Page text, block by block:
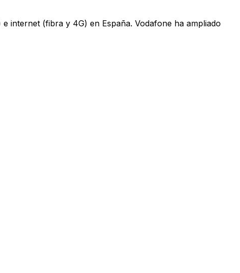
internet (fibra y 4G) en España. Vodafone ha ampliado